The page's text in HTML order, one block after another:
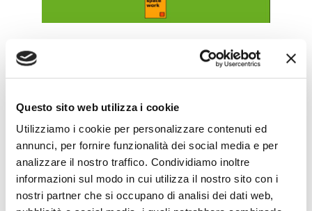
Questo sito web utilizza i cookie
Utilizziamo i cookie per personalizzare contenuti ed
annunci, per fornire funzionalità dei social media e per
analizzare il nostro traffico. Condividiamo inoltre
informazioni sul modo in cui utilizza il nostro sito con i
nostri partner che si occupano di analisi dei dati web,
Facebook Twitter LinkedIn
admin